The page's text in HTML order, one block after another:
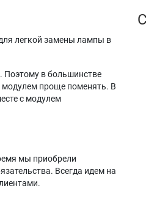
легкой замены лампы в
Поэтому в большинстве
модулем проще поменять. В
с модулем
мы приобрели
Всегда идем на